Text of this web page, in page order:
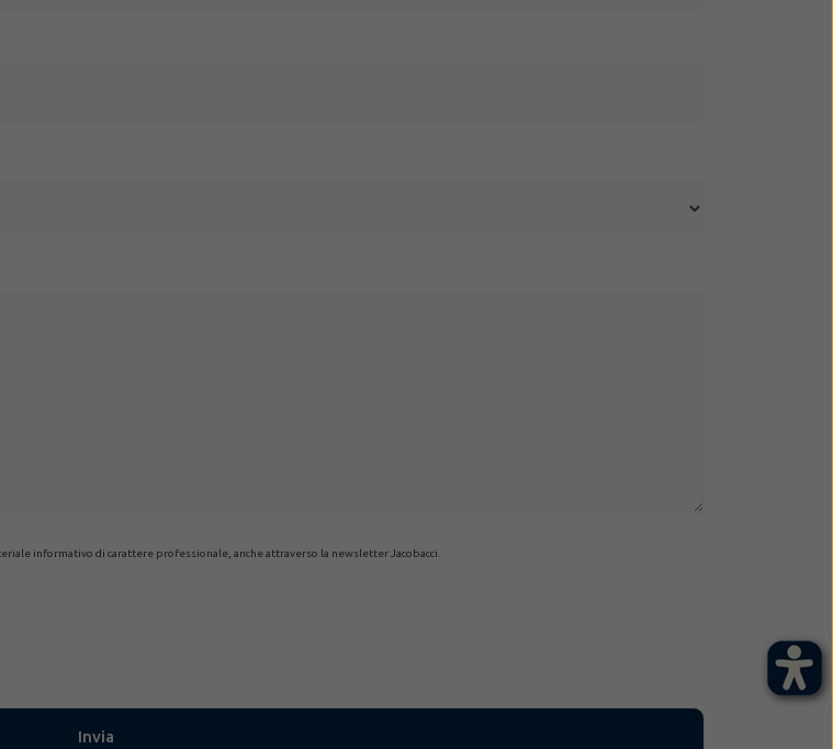
informativo di carattere professionale, anche attraverso la newsletter Jacobacci.